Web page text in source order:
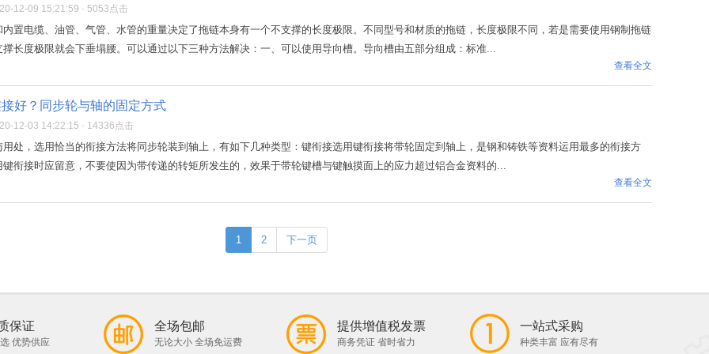
12-09 15:21:59 · 5053点击
置电缆、油管、气管、水管的重量决定了拖链本身有一个不支撑的长度极限。不同型号和材质的拖链，长度极限不同，若是需要使用钢制拖链
长度极限就会下垂塌腰。可以通过以下三种方法解决：一、可以使用导向槽。导向槽由五部分组成：标准...
查看全文
好？同步轮与轴的固定方式
12-03 14:22:15 · 14336点击
处，选用恰当的衔接方法将同步轮装到轴上，有如下几种类型：键衔接选用键衔接将带轮固定到轴上，是钢和铸铁等资料运用最多的衔接方
衔接时应留意，不要使因为带传递的转矩所发生的，效果于带轮键槽与键触摸面上的应力超过铝合金资料的...
查看全文
1 2 下一页
保证
优势供应
全场包邮
无论大小 全场免运费
提供增值税发票
商务凭证 省时省力
一站式采购
种类丰富 应有尽有